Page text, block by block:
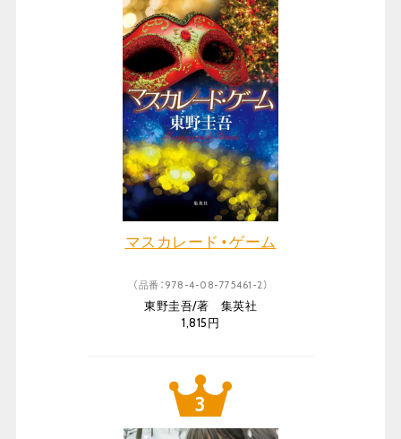
マスカレード・ゲーム
（品番：978-4-08-775461-2）
東野圭吾/著 集英社
1,815円